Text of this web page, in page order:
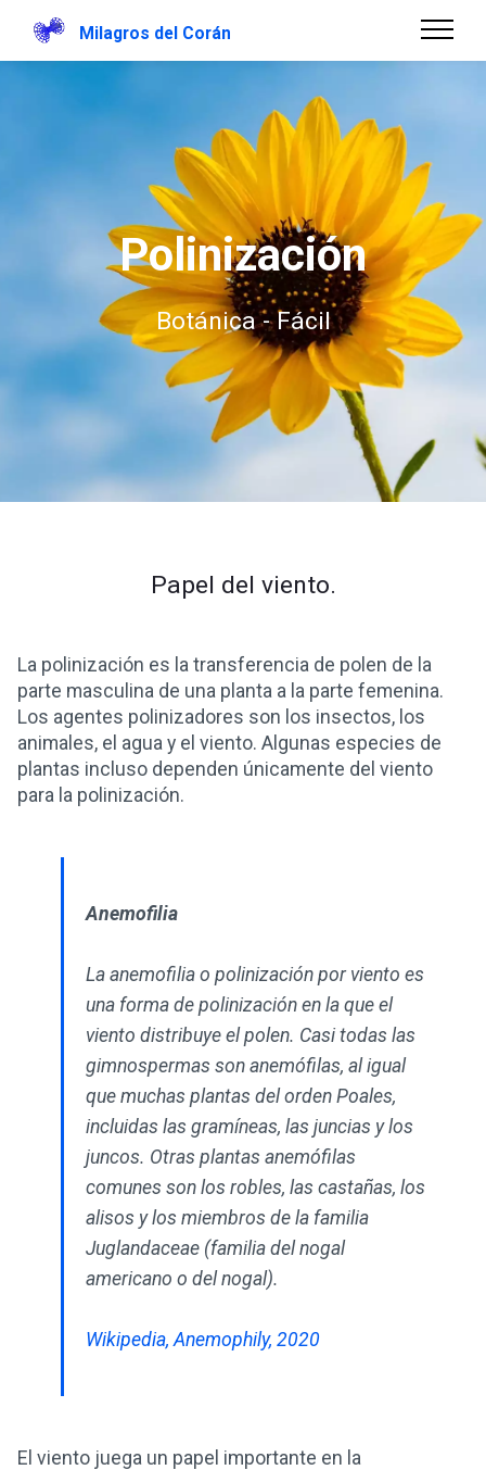
Milagros del Corán
Polinización
Botánica - Fácil
Papel del viento.
La polinización es la transferencia de polen de la
parte masculina de una planta a la parte femenina.
Los agentes polinizadores son los insectos, los
animales, el agua y el viento. Algunas especies de
plantas incluso dependen únicamente del viento
para la polinización.
Anemofilia
La anemofilia o polinización por viento es
una forma de polinización en la que el
viento distribuye el polen. Casi todas las
gimnospermas son anemófilas, al igual
que muchas plantas del orden Poales,
incluidas las gramíneas, las juncias y los
juncos. Otras plantas anemófilas
comunes son los robles, las castañas, los
alisos y los miembros de la familia
Juglandaceae (familia del nogal
americano o del nogal).
Wikipedia, Anemophily, 2020
El viento juega un papel importante en la